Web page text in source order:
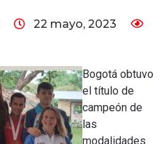
22 mayo, 2023
Bogotá obtuvo
el título de
campeón de
las
modalidades